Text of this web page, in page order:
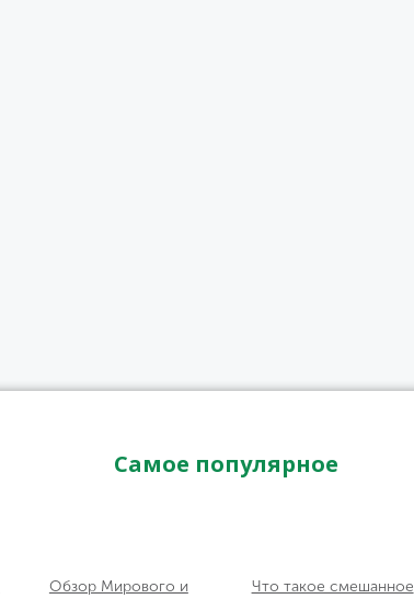
Самое популярное
Обзор Мирового и
Что такое смешанное